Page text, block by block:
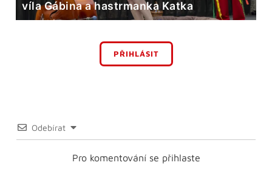
víla Gábina a hastrmanka Katka
PŘIHLÁSIT
Odebírat
Pro komentování se přihlaste